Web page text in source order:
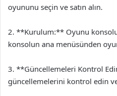
oyununu seçin ve satın alın.
2. **Kurulum:** Oyunu
konsolun ana menüsünden
3. **Güncellemeleri Kontrol
güncellemelerini kontrol edin